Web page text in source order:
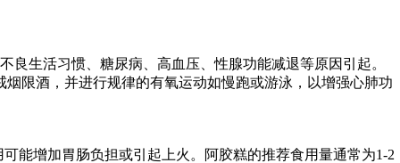
生活习惯、糖尿病、高血压、性腺功能减退等原因引起。
限酒，并进行规律的有氧运动如慢跑或游泳，以增强心肺功
能增加胃肠负担或引起上火。阿胶糕的推荐食用量通常为1-2